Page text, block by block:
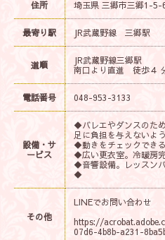
住所 埼玉県 三郷市三郷1-
最寄り駅 JR武蔵野線 三郷駅
道順
JR武蔵野線三郷駅
南口より直進 徒歩４
電話番号 048-953-3133
設備・サ
ービス
◆バレエやダンスのため
足に負担を与えないよ
◆動きをチェックでき
◆広い更衣室。冷暖房完
◆音響設備。レッスンバ
◆
その他
LINEでお問い合わせ
https://
07d6-4b8b-a231-